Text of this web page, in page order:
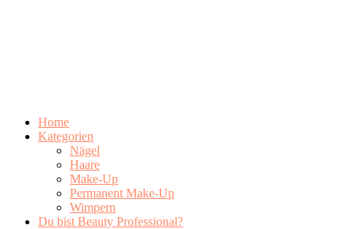
Home
Kategorien
Nägel
Haare
Make-Up
Permanent Make-Up
Wimpern
Du bist Beauty Professional?